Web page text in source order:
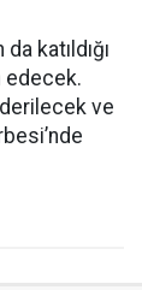
katıldığı
edecek.
ve